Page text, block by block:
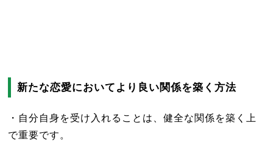
新たな恋愛においてより良い関係を築く方法
・自分自身を受け入れることは、健全な関係を築く上
で重要です。